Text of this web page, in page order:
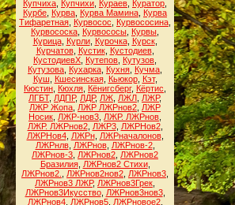
Купчиха Купчихи Кураев Куратор
Курбе Курва Курва Мамина Курва
Тифаретная Курвосос Курвососина
Курвососка Курвососы Курвы
Курица, Курли, Курочка, Курск,
Курчатов, Кустик, Кустодиев,
КустодиевХ Кутепов Кутузов
Кутузова Кухарка Кухня Кучма
Куш
Кшесинская, Кьюкор, Кэт,
Кюстин Кюхля Кёнигсберг, Кёртис
ЛГБТ, ЛДПР, ЛДР, ЛЖ ЛЖЛ ЛЖР,
ЛЖР Жопа ЛЖР ЛЖРнов2 ЛЖР
Носик ЛЖР-нов3 ЛЖР. ЛЖРнов
ЛЖР. ЛЖРнов2, ЛЖР3, ЛЖРНов2,
ЛЖРНов4, ЛЖРн, ЛЖРначалонов,
ЛЖРнлв, ЛЖРнов, ЛЖРнов-2,
ЛЖРнов-3 ЛЖРнов2 ЛЖРнов2
Бразилия, ЛЖРнов2 Стихи,
ЛЖРнов2.
ЛЖРнов2нов2 ЛЖРнов3
ЛЖРнов3 ЛЖР, ЛЖРнов3Грек
ЛЖРнов3Икусство, ЛЖРнов3нов3,
ЛЖРнов4, ЛЖРнов5, ЛЖРновое2,